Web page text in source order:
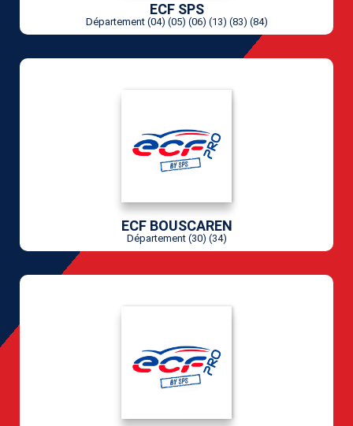
ECF SPS
Département (04) (05) (06) (13) (83) (84)
ECF BOUSCAREN
Département (30) (34)